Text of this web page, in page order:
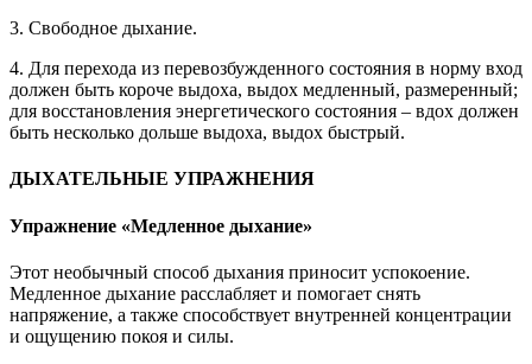
3. Свободное дыхание.
4. Для перехода из перевозбужденного состояния в норму вход
должен быть короче выдоха, выдох медленный, размеренный;
для восстановления энергетического состояния – вдох должен
быть несколько дольше выдоха, выдох быстрый.
ДЫХАТЕЛЬНЫЕ УПРАЖНЕНИЯ
Упражнение «Медленное дыхание»
Этот необычный способ дыхания приносит успокоение.
Медленное дыхание расслабляет и помогает снять
напряжение, а также способствует внутренней концентрации
и ощущению покоя и силы.